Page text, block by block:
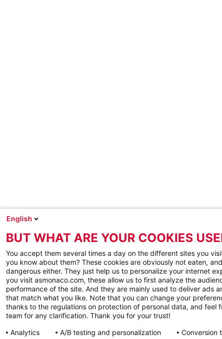
English
BUT WHAT ARE YOUR COOKIES
You accept them several times a day on the different sites you
you know about them? These cookies are obviously not eaten,
dangerous either. They just help us to personalize your internet
you visit asmonaco.com, these allow us to first analyze the
performance of the site. And they are mainly used to deliver ads
that match what you like. Note that you can change your
thanks to the regulations on protection of personal data, and feel
team for any clarification. Thank you for your trust!
Analytics
A/B testing and personalization Conversion